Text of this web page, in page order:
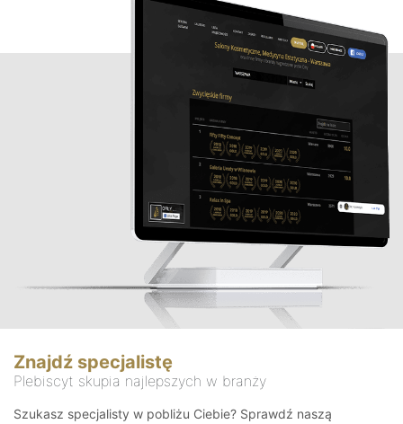
Znajdź specjalistę
Plebiscyt skupia najlepszych w branży
Szukasz specjalisty w pobliżu Ciebie? Sprawdź naszą